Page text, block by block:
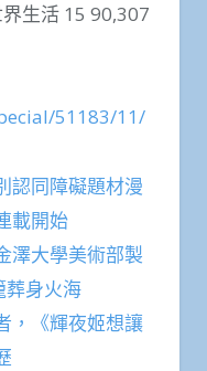
生活 15 90,307
51183/11/
認同障礙題材漫
載開始
澤大學美術部製
葬身火海
，《輝夜姬想讓